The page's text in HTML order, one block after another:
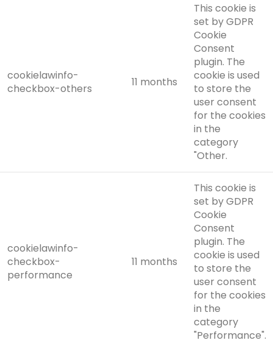
cookielawinfo-
checkbox-others
11 months
This cookie is
set by GDPR
Cookie
Consent
plugin. The
cookie is used
to store the
user consent
for the cookies
in the
category
"Other.
cookielawinfo-
checkbox-
performance
11 months
This cookie is
set by GDPR
Cookie
Consent
plugin. The
cookie is used
to store the
user consent
for the cookies
in the
category
"Performance".